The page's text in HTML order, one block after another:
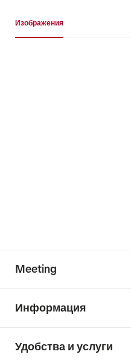
Изображения
Meeting
Информация
Удобства и услуги